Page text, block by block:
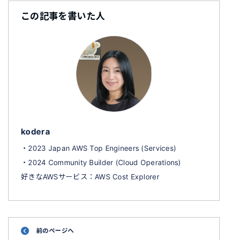
この記事を書いた人
kodera
・2023 Japan AWS Top Engineers (Services)
・2024 Community Builder (Cloud Operations)
好きなAWSサービス：AWS Cost Explorer
前のページへ